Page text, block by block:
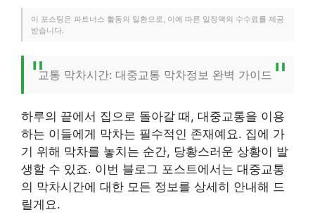
이 포스팅은 파트너스 활동의 일환으로, 이에 따른 일정액의 수수료를 제공
받습니다.
교통 막차시간: 대중교통 막차정보 완벽 가이드
하루의 끝에서 집으로 돌아갈 때, 대중교통을 이용
하는 이들에게 막차는 필수적인 존재예요. 집에 가
기 위해 막차를 놓치는 순간, 당황스러운 상황이 발
생할 수 있죠. 이번 블로그 포스트에서는 대중교통
의 막차시간에 대한 모든 정보를 상세히 안내해 드
릴게요.